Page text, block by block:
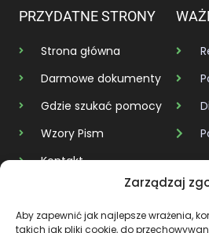
Zarządzaj
Aby zapewnić jak najlepsze wrażenia,
takich jak pliki cookie, do
PRZYDATNE STRONY
Strona główna
Darmowe dokumenty
Gdzie szukać pomocy
Wzory Pism
Kontakt